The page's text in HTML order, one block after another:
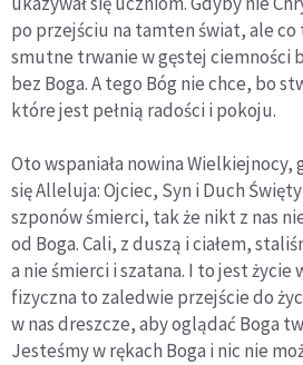
po przejściu na tamten świat, ale co
smutne trwanie w gęstej ciemności
bez Boga. A tego Bóg nie chce, bo
które jest pełnią radości i pokoju.
Oto wspaniała nowina
się Alleluja: Ojciec, Syn i Duch
szponów śmierci, tak że nikt z nas
od Boga. Cali, z duszą i ciałem,
a nie śmierci i szatana. I to jest życie
fizyczna to zaledwie przejście do
w nas dreszcze, aby oglądać Boga
Jesteśmy w rękach Boga i nic nie